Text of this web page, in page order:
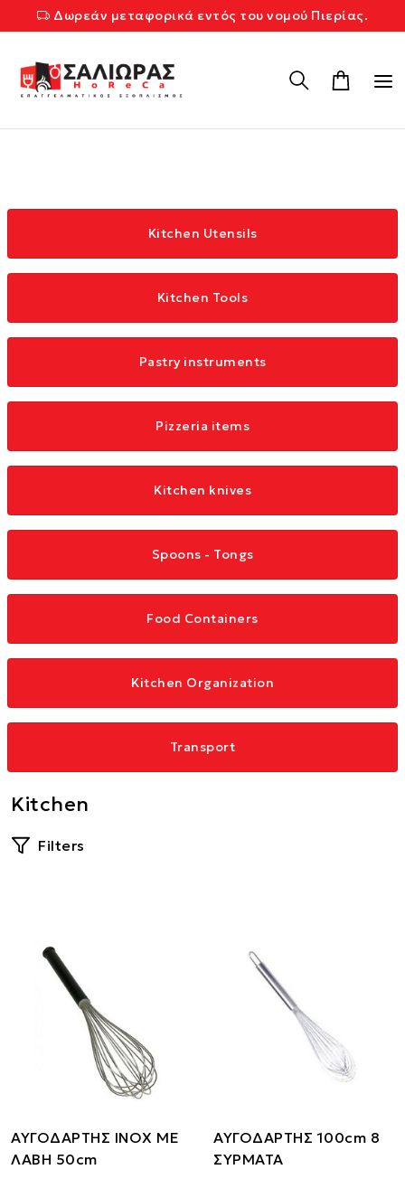
Δωρεάν μεταφορικά εντός του νομού Πιερίας.
Kitchen Utensils
Kitchen Tools
Pastry instruments
Pizzeria items
Kitchen knives
Spoons - Tongs
Food Containers
Kitchen Organization
Transport
Kitchen
Filters
ΑΥΓΟΔΑΡΤΗΣ ΙΝΟΧ ΜΕ
ΛΑΒΗ 50cm
ΑΥΓΟΔΑΡΤΗΣ 100cm 8
ΣΥΡΜΑΤΑ